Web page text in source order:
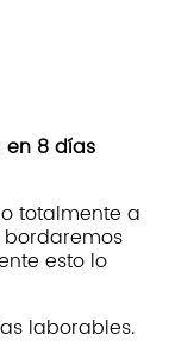
en 8 días
totalmente a
bordaremos
esto lo
laborables.